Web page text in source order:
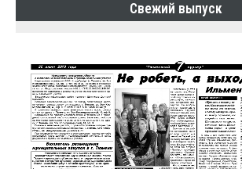
Свежий выпуск